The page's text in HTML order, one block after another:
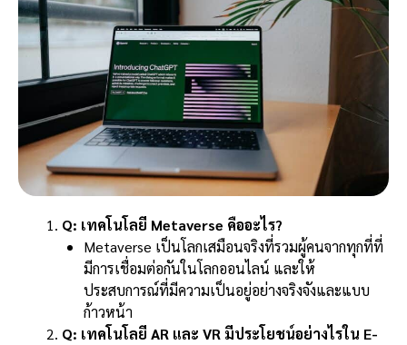
Q: เทคโนโลยี Metaverse คืออะไร?
Metaverse เป็นโลกเสมือนจริงที่รวมผู้คนจากทุกที่ที่
มีการเชื่อมต่อกันในโลกออนไลน์ และให้
ประสบการณ์ที่มีความเป็นอยู่อย่างจริงจังและแบบ
ก้าวหน้า
Q: เทคโนโลยี AR และ VR มีประโยชน์อย่างไรใน E-